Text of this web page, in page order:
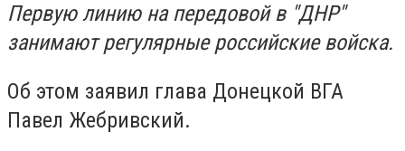
Первую линию на передовой в "ДНР"
занимают регулярные российские войска.
Об этом заявил глава Донецкой ВГА
Павел Жебривский.